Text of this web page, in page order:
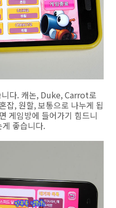
다. 캐논, Duke, Carrot로
잡, 원할, 보통으로 나누게 됩
게임방에 들어가기 힘드니
좋습니다.